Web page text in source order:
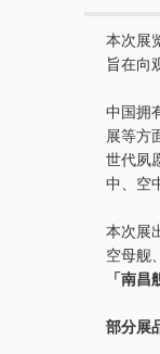
本次展
旨在向
中国拥
展等方
世代夙
中、空
本次展
空母舰
「南昌
部分展